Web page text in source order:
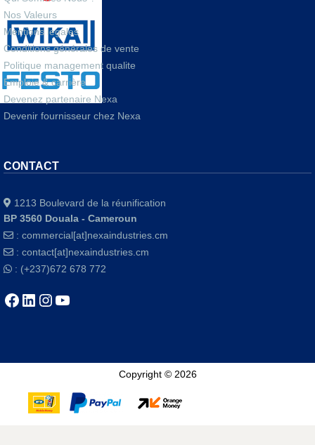
Nos Valeurs
Mentions legales
Conditions générales de vente
Politique management qualite
Emploie & carrière
Devenez partenaire Nexa
Devenir fournisseur chez Nexa
CONTACT
1213 Boulevard de la réunification
BP 3560 Douala - Cameroun
: commercial[at]nexaindustries.cm
: contact[at]nexaindustries.cm
: (+237)672 678 772
Copyright © 2026